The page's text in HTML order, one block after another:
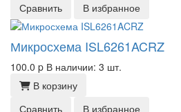
Сравнить
В избранное
Микросхема ISL6261ACRZ
100.0 p В наличии: 3 шт.
В корзину
Сравнить
В избранное